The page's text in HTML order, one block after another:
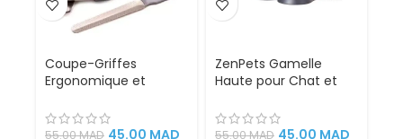
Coupe-Griffes
Ergonomique et
Petits Chiens et Lapins
– Lames en Acier
55.00MAD 45.00 MAD
ZenPets Gamelle
Haute pour Chat et
Ergonomique en Inox,
Antidérapant, Confort
55.00MAD 45.00 MAD